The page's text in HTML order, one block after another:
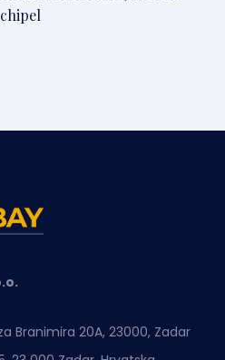
Branimira 20A, 23000, Zadar